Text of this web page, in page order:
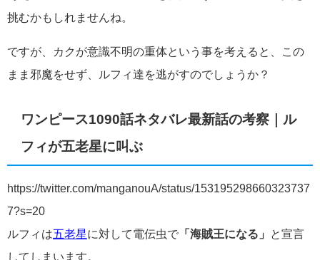
挑むかもしれませんね。
ですが、カクが意識不明の重体という事を考えると、この
まま邪魔をせず、ルフィ達を逃がすのでしょうか？
ワンピース1090話ネタバレ最新話の考察｜ル
フィが五老星に叫ぶ
https://twitter.com/manganouA/status/153195298660323737
7?s=20
ルフィは五老星に対して電伝虫で 「海賊王になる」
と宣言
してしまいます。